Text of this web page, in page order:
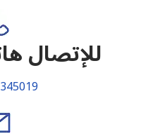
للإتصال